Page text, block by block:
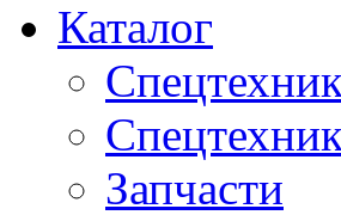
Каталог
Запчасти